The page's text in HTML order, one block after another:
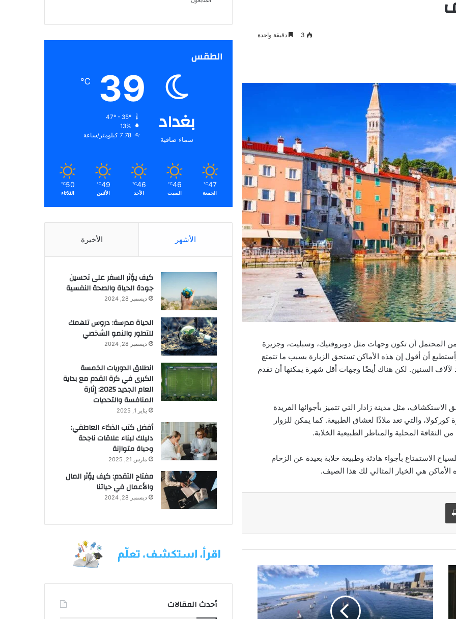
3 دقيقة واحدة
المحتمل أن تكون وجهات مثل دوبروفنيك، وسبليت، وجزيرة
أن أقول إن هذه الأماكن تستحق الزيارة بسبب ما تتمتع
لآلاف السنين. لكن هناك أيضًا وجهات أقل شهرة يمكنها أن تقدم
مثل مدينة زادار التي تتميز بأجوائها الفريدة
والتي تعد ملاذًا لعشاق الطبيعة. كما يمكن للزوار
الثقافة المحلية والمناظر الطبيعية الخلابة.
الاستمتاع بأجواء هادئة وطبيعة خلابة بعيدة عن الزحام
هي الخيار المثالي لك هذا الصيف.
ت
ح
د
ي
ث
الطقس
بغداد
سماء صافية
39
℃
13%
7.78 كيلومتر/ساعة
47
℃
الجمعة
46
℃
السبت
46
℃
الأحد
49
℃
الأثنين
50
℃
الثلاثاء
الأشهر الأخيرة
كيف يؤثر السفر على تحسين
جودة الحياة والصحة النفسية
ديسمبر 28, 2024
الحياة مدرسة: دروس تلهمك
للتطور والنمو الشخصي
ديسمبر 28, 2024
انطلاق الدوريات الخمسة
الكبرى في كرة القدم مع بداية
العام الجديد 2025: إثارة
المنافسة والتحديات
يناير 1, 2025
أفضل كتب الذكاء العاطفي:
دليلك لبناء علاقات ناجحة
وحياة متوازنة
مارس 21, 2025
مفتاح التقدم: كيف يؤثر المال
والأعمال في حياتنا
ديسمبر 28, 2024
أحدث المقالات